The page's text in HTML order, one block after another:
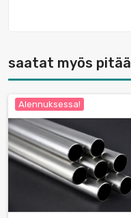
saatat myös pitää
Alennuksessa!